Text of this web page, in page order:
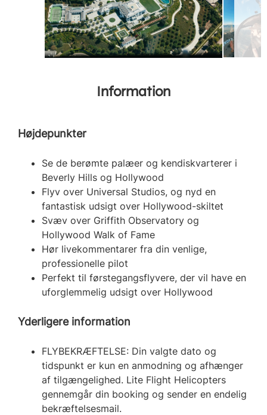
Information
Højdepunkter
Se de berømte palæer og kendiskvarterer i
Beverly Hills og Hollywood
Flyv over Universal Studios, og nyd en
fantastisk udsigt over Hollywood-skiltet
Svæv over Griffith Observatory og
Hollywood Walk of Fame
Hør livekommentarer fra din venlige,
professionelle pilot
Perfekt til førstegangsflyvere, der vil have en
uforglemmelig udsigt over Hollywood
Yderligere information
FLYBEKRÆFTELSE: Din valgte dato og
tidspunkt er kun en anmodning og afhænger
af tilgængelighed. Lite Flight Helicopters
gennemgår din booking og sender en endelig
bekræftelsesmail.